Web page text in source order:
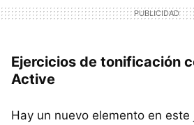
Ejercicios de tonificación
Active
Hay un nuevo elemento en